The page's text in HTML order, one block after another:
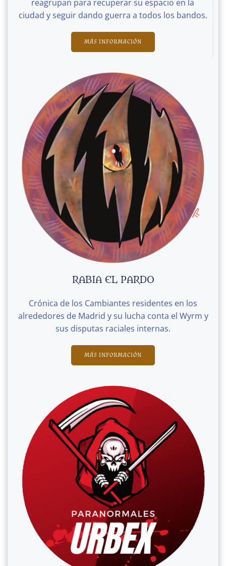
reagrupan para recuperar su espacio en la
ciudad y seguir dando guerra a todos los bandos.
MÁS INFORMACIÓN
RABIA EL PARDO
Crónica de los Cambiantes residentes en los
alrededores de Madrid y su lucha conta el Wyrm y
sus disputas raciales internas.
MÁS INFORMACIÓN